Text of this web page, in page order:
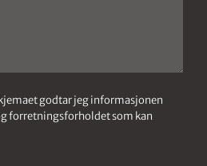
godtar jeg informasjonen
forretningsforholdet som kan